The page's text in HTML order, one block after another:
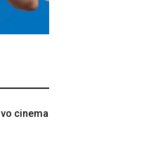
cinema